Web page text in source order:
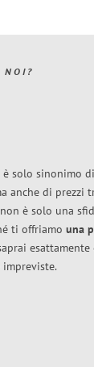
NOI?
è solo sinonimo di
anche di prezzi
non è solo una
ti offriamo una
esattamente
impreviste.